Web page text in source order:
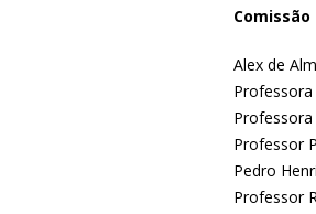
Alex de
Professora
Professora
Professor
Pedro
Professor